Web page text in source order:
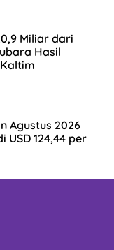
Miliar dari
Hasil
Agustus 2026
USD 124,44 per